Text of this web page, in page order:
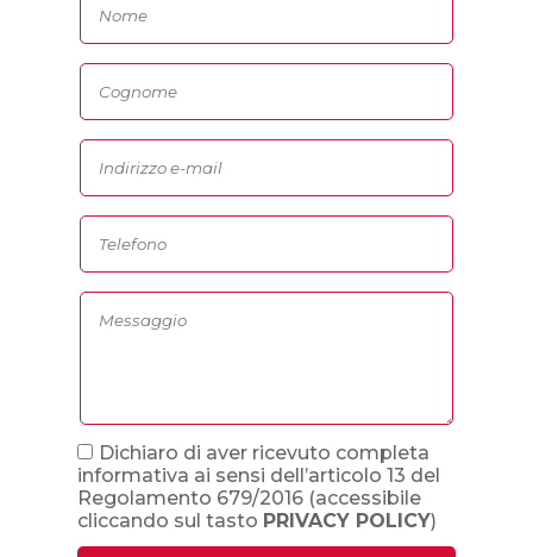
Dichiaro di aver ricevuto completa
informativa ai sensi dell’articolo 13 del
Regolamento 679/2016 (accessibile
cliccando sul tasto PRIVACY POLICY)